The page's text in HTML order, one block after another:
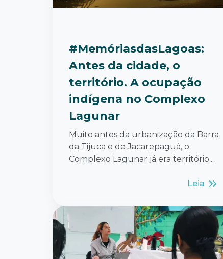
#MemóriasdasLagoas:
Antes da cidade, o
território. A ocupação
indígena no Complexo
Lagunar
Muito antes da urbanização da Barra
da Tijuca e de Jacarepaguá, o
Complexo Lagunar já era território...
Leia